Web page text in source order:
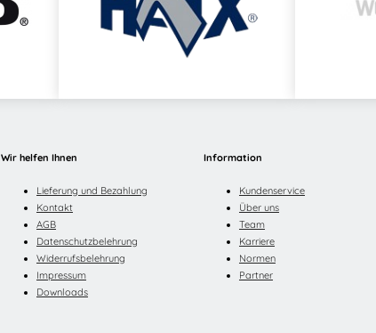
Lebensmittelbereich.
NUTRI SAFE Hautschutzcreme,
Artikelnummer:
HSP Frisör
Lebensmittelindustrie, HSP
Wir helfen Ihnen
Lieferung und Bezahlung
Kontakt
AGB
Datenschutzbelehrung
Widerrufsbelehrung
Impressum
Downloads
Information
Kundenservice
Über uns
Team
Karriere
Normen
Partner